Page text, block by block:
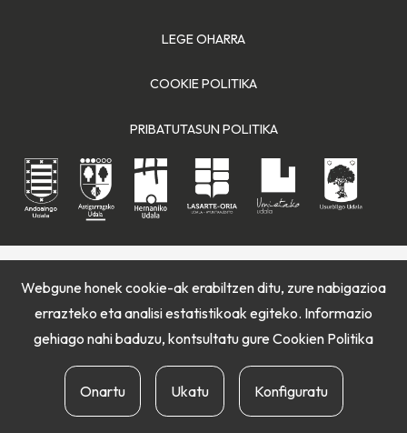
LEGE OHARRA
COOKIE POLITIKA
PRIBATUTASUN POLITIKA
Webgune honek cookie-ak erabiltzen ditu, zure nabigazioa
errazteko eta analisi estatistikoak egiteko. Informazio
gehiago nahi baduzu, kontsultatu gure Cookien Politika
Onartu Ukatu Konfiguratu